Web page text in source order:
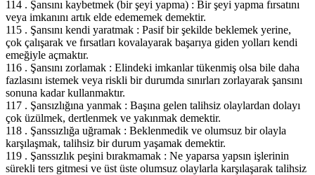
114 . Şansını kaybetmek (bir şeyi yapma) : Bir şeyi yapma fırsatını
veya imkanını artık elde edememek demektir.
115 . Şansını kendi yaratmak : Pasif bir şekilde beklemek yerine,
çok çalışarak ve fırsatları kovalayarak başarıya giden yolları kendi
emeğiyle açmaktır.
116 . Şansını zorlamak : Elindeki imkanlar tükenmiş olsa bile daha
fazlasını istemek veya riskli bir durumda sınırları zorlayarak şansını
sonuna kadar kullanmaktır.
117 . Şansızlığına yanmak : Başına gelen talihsiz olaylardan dolayı
çok üzülmek, dertlenmek ve yakınmak demektir.
118 . Şanssızlığa uğramak : Beklenmedik ve olumsuz bir olayla
karşılaşmak, talihsiz bir durum yaşamak demektir.
119 . Şanssızlık peşini bırakmamak : Ne yaparsa yapsın işlerinin
sürekli ters gitmesi ve üst üste olumsuz olaylarla karşılaşarak talihsiz